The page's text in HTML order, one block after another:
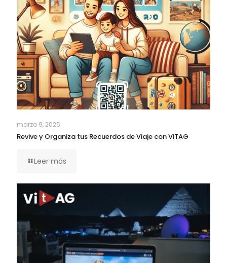
marzo 9, 2025
Revive y Organiza tus Recuerdos de Viaje con ViTAG
Leer más